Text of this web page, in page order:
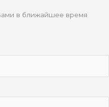
в ближайшее время